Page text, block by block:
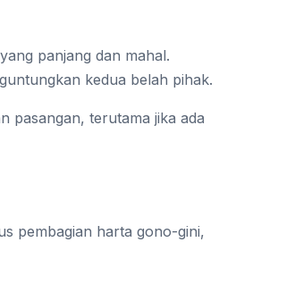
panjang dan mahal.
kedua belah pihak.
pasangan, terutama jika ada
pembagian harta gono-gini,